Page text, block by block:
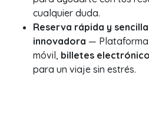
cualquier duda.
Reserva rápida y
innovadora —
móvil, billetes
para un viaje sin estrés.